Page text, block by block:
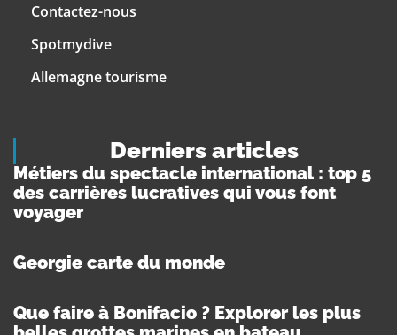
Contactez-nous
Spotmydive
Allemagne tourisme
Derniers articles
Métiers du spectacle international : top 5
des carrières lucratives qui vous font
voyager
Georgie carte du monde
Que faire à Bonifacio ? Explorer les plus